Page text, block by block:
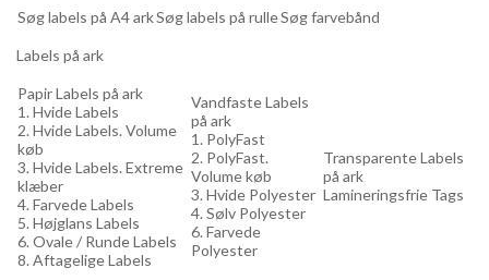
Søg labels på A4 arkSøg labels på rulleSøg farvebånd
Labels på ark
Papir Labels på ark
1. Hvide Labels
2. Hvide Labels. Volume
køb
3. Hvide Labels. Extreme
klæber
4. Farvede Labels
5. Højglans Labels
6. Ovale / Runde Labels
8. Aftagelige Labels
Vandfaste Labels
på ark
1. PolyFast
2. PolyFast.
Volume køb
3. Hvide Polyester
4. Sølv Polyester
6. Farvede
Polyester
Transparente Labels
på ark
Lamineringsfrie Tags